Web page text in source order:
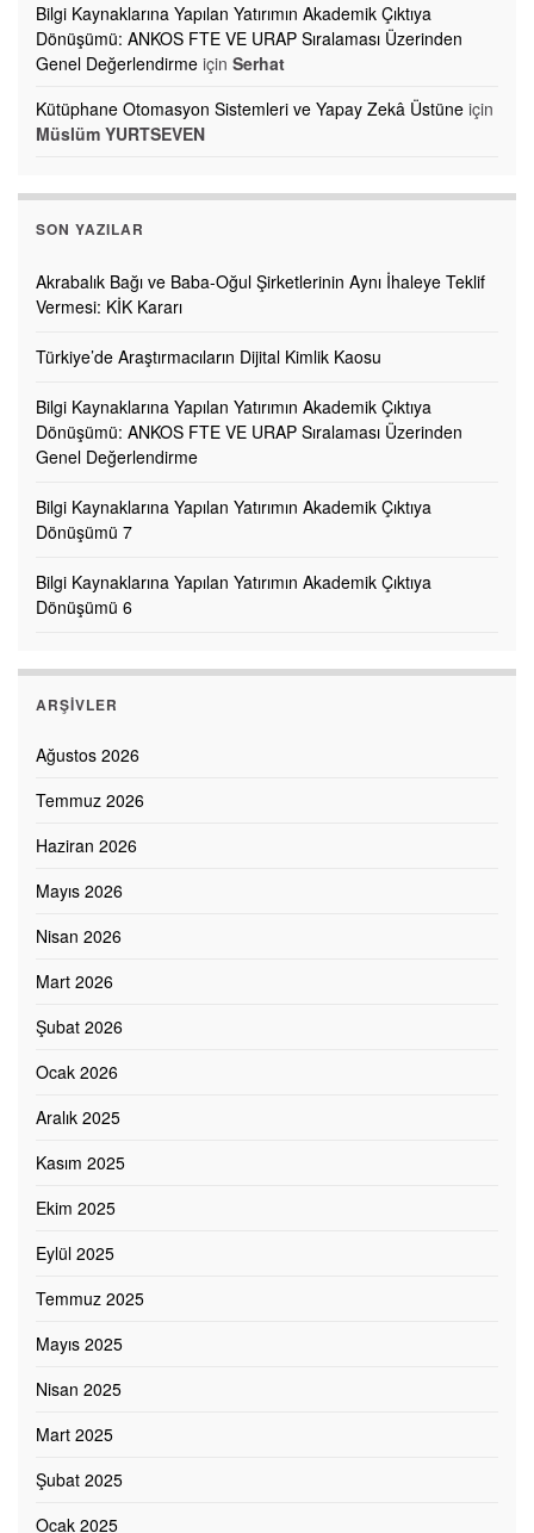
Bilgi Kaynaklarına Yapılan Yatırımın Akademik Çıktıya
Dönüşümü: ANKOS FTE VE URAP Sıralaması Üzerinden
Genel Değerlendirme için Serhat
Kütüphane Otomasyon Sistemleri ve Yapay Zekâ Üstüne için
Müslüm YURTSEVEN
SON YAZILAR
Akrabalık Bağı ve Baba-Oğul Şirketlerinin Aynı İhaleye Teklif
Vermesi: KİK Kararı
Türkiye’de Araştırmacıların Dijital Kimlik Kaosu
Bilgi Kaynaklarına Yapılan Yatırımın Akademik Çıktıya
Dönüşümü: ANKOS FTE VE URAP Sıralaması Üzerinden
Genel Değerlendirme
Bilgi Kaynaklarına Yapılan Yatırımın Akademik Çıktıya
Dönüşümü 7
Bilgi Kaynaklarına Yapılan Yatırımın Akademik Çıktıya
Dönüşümü 6
ARŞIVLER
Ağustos 2026
Temmuz 2026
Haziran 2026
Mayıs 2026
Nisan 2026
Mart 2026
Şubat 2026
Ocak 2026
Aralık 2025
Kasım 2025
Ekim 2025
Eylül 2025
Temmuz 2025
Mayıs 2025
Nisan 2025
Mart 2025
Şubat 2025
Ocak 2025